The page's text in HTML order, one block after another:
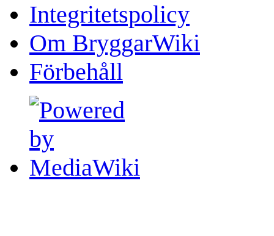
Integritetspolicy
Om BryggarWiki
Förbehåll